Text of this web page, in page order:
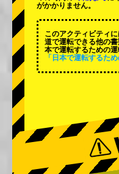
がかかりません。
このアクティビティ
道で運転できる他の
本で運転するための運
「日本で運転するた